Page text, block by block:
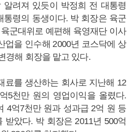
알려져 있듯이 박정희 전 대통령
통령의 동생이다. 박 회장은 육군
군대위로 예편해 육영재단 이사
업을 인수해 2000년 코스닥에 상
경해 회장을 맡고 있다.
료를 생산하는 회사로 지난해 12
5천만 원의 영업이익을 올렸다.
4억7천만 원과 성과급 2억 원 등
받았다. 박 회장은 2011년 500억